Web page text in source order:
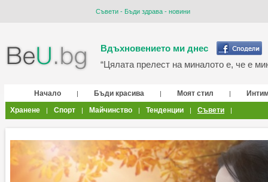
Съвети - Бъди здрава - новини
Вдъхновението ми днес
“Цялата прелест на миналото е, че е
Начало | Бъди красива | Моят стил |
Хранене
| Спорт | Майчинство | Тенденции | Съвети |